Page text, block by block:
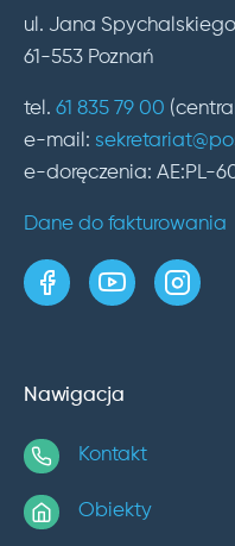
ul. Jana
61-553 Poznań
tel. 61 835 79 00
e-mail:
e-doręczenia: AE:PL-
Dane do fakturowania
strona wkanał w
Nawigacja
Kontakt
Obiekty